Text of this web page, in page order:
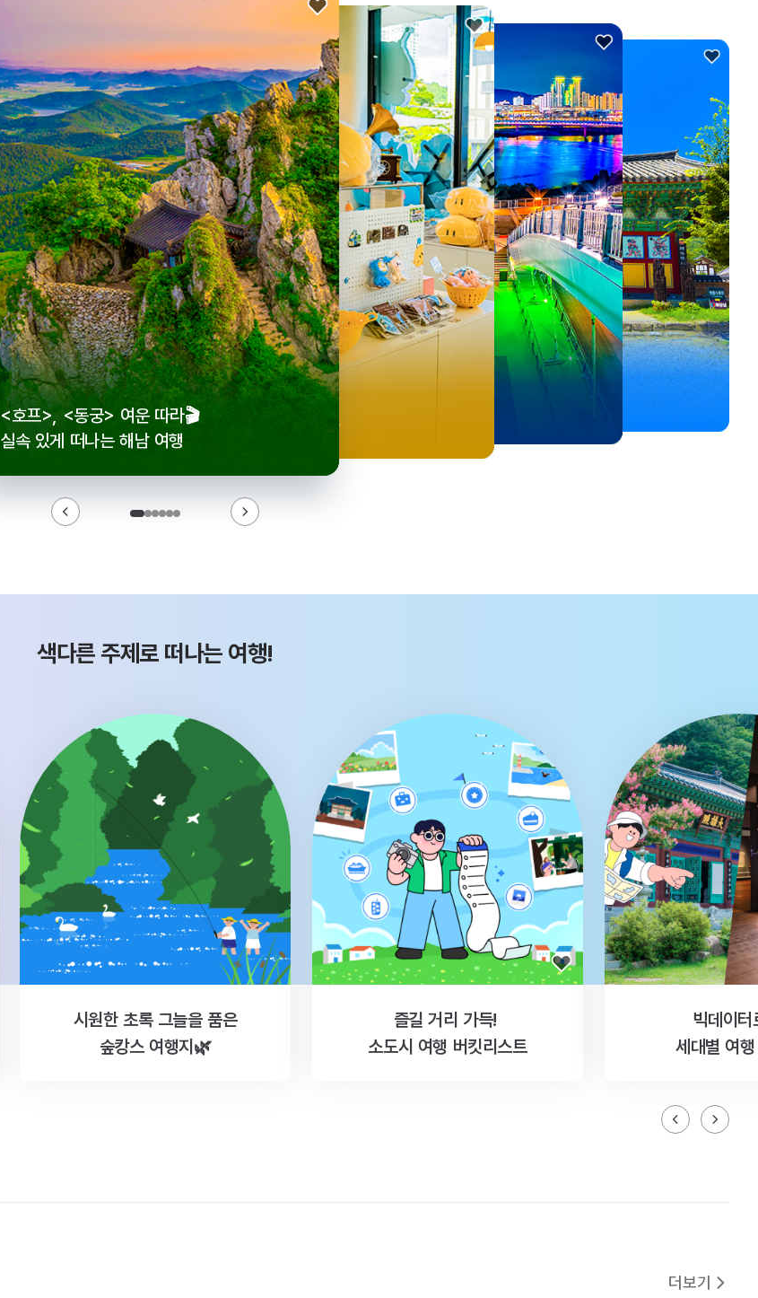
가
지
원
사
업
<호프>, <동궁> 여운 따라🎬
실속 있게 떠나는 해남 여행
로컬 감성 수집!
전국 로컬 기념품숍 3곳⭐
우리말이 더 재미있어지는숲길부터 천년 고찰까지!뚜벅이 여행자 주목🚶
양양 1박 2일 코스
백제의 숨결을 따라,
부여에서 만나는 여름
<호프>, <동궁> 여운 따라🎬
실속 있게 떠나는 해남 여행
로컬 감성 수집!
전국 로컬 기념품숍 3곳⭐
우리말이 더 재미있어지는
세종 한글 여행
숲길부터 천년 고찰까지!
마음에 쉼을 더하는 부안
뚜벅이 여행자 주목🚶
양양 1박 2일 코스
백제의 숨결을 따라,
부여에서 만나는 여름
색다른 주제로 떠나는 여행!
시원한 초록 그늘을 품은
숲캉스 여행지🌿
즐길 거리 가득!
소도시 여행 버킷리스트
빅데이터
세대별 여
더보기